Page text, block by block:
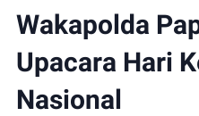
Wakapolda
Upacara Hari
Nasional